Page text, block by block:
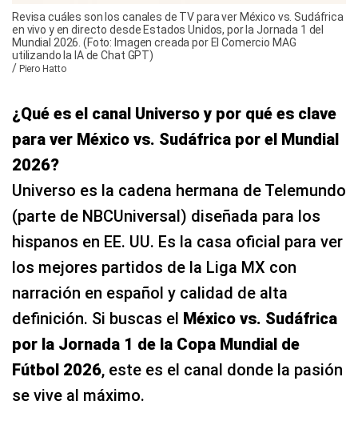
Revisa cuáles son los canales de TV para ver México vs. Sudáfrica
en vivo y en directo desde Estados Unidos, por la Jornada 1 del
Mundial 2026. (Foto: Imagen creada por El Comercio MAG
utilizando la IA de Chat GPT)
/ Piero Hatto
¿Qué es el canal Universo y por qué es clave
para ver México vs. Sudáfrica por el Mundial
2026?
Universo es la cadena hermana de Telemundo
(parte de NBCUniversal) diseñada para los
hispanos en EE. UU. Es la casa oficial para ver
los mejores partidos de la Liga MX con
narración en español y calidad de alta
definición. Si buscas el México vs. Sudáfrica
por la Jornada 1 de la Copa Mundial de
Fútbol 2026, este es el canal donde la pasión
se vive al máximo.